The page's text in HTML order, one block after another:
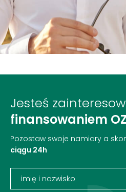
Jesteś
finansowaniem
Pozostaw swoje namiary a
ciągu 24h